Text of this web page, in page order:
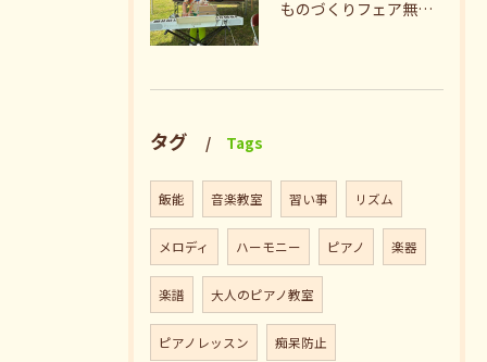
ものづくりフェア無事終了♪ありがとうございました。
タグ Tags
飯能 音楽教室 習い事 リズム
メロディ ハーモニー ピアノ 楽器
楽譜 大人のピアノ教室
ピアノレッスン 痴呆防止